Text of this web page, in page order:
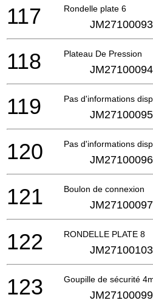
Rondelle plate 6
117 JM27100093
Plateau De Pression
118 JM27100094
Pas d'informations
119 JM27100095
Pas d'informations
120 JM27100096
Boulon de connexion
121 JM27100097
RONDELLE PLATE 8
122 JM27100103
Goupille de sécurité
123 JM27100099